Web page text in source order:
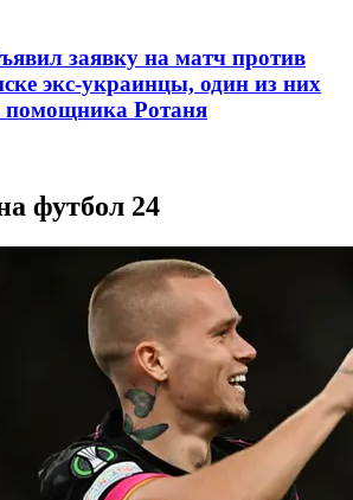
заявку на матч против
экс-украинцы, один из них
помощника Ротаня
футбол 24